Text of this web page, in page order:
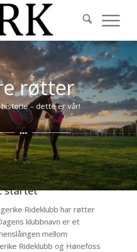
røtter
historie – dette er vår!
startet
Rideklubb har røtter
klubbnavn er et
mellom
Rideklubb og Hønefoss